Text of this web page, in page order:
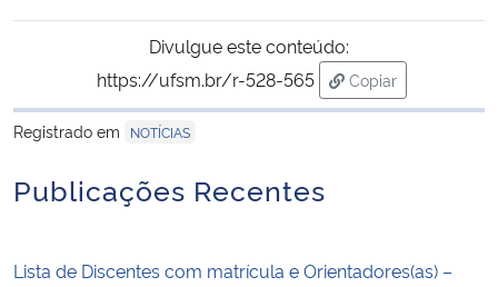
Secretaria de Governo
Gabinete de Segurança Institucional
Advocacia-Geral da União
Divulgue este conteúdo:
https://ufsm.br/r-528-565
Copiar
para área de
Registrado em
NOTÍCIAS
Publicações Recentes
Lista de Discentes com matrícula e Orientadores(as) –